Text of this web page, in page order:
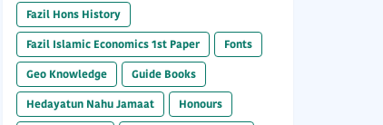
Fazil Hons History
Fazil Islamic Economics 1st Paper
Fonts
Geo Knowledge
Guide Books
Hedayatun Nahu Jamaat
Honours